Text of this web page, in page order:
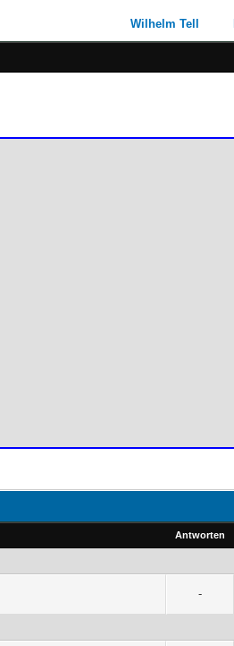
Wilhelm Tell
Antworten
-